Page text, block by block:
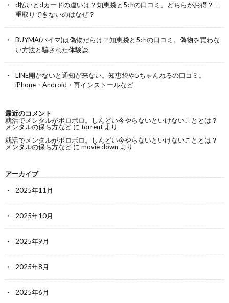
d払いとdカードの違いは？知恵袋と5chの口コミ。どちらがお得？二
重取りできないのはなぜ？
BUYMA(バイマ)は偽物だらけ？知恵袋と5chの口コミ。偽物を買わな
い方法と騙された体験談
LINE開かないと通知が来ない。知恵袋や5ちゃんねるの口コミ。
iPhone・Android・再インストールなど
最近のコメント
就活でメンタルがボロボロ。しんどい今やらないといけないこととは？
メンタルの保ち方など に torrent より
就活でメンタルがボロボロ。しんどい今やらないといけないこととは？
メンタルの保ち方など に movie down より
アーカイブ
2025年11月
2025年10月
2025年9月
2025年8月
2025年6月